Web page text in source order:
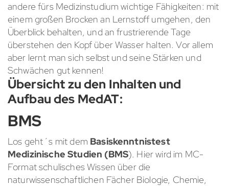
andere fürs Medizinstudium wichtige Fähigkeiten: mit
einem großen Brocken an Lernstoff umgehen, den
Überblick behalten, und an frustrierende Tage
überstehen den Kopf über Wasser halten. Vor allem
aber lernt man sich selbst und seine Stärken und
Schwächen gut kennen!
Übersicht zu den Inhalten und
Aufbau des MedAT:
BMS
Los geht´s mit dem Basiskenntnistest
Medizinische Studien (BMS). Hier wird im MC-
Format schulisches Wissen über die
naturwissenschaftlichen Fächer Biologie, Chemie,